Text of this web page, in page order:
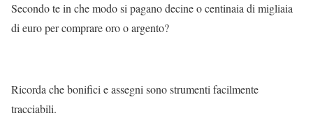
Secondo te in che modo si pagano decine o centinaia di migliaia
di euro per comprare oro o argento?
Ricorda che bonifici e assegni sono strumenti facilmente
tracciabili.